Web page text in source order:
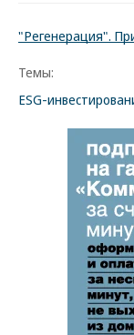
"Регенерация".
Темы:
ESG-